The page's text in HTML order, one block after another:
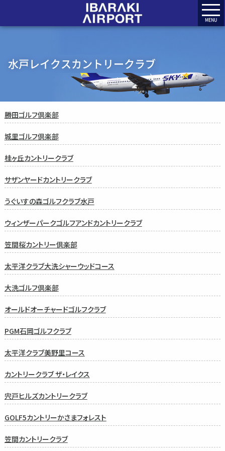
MENU
水戸レイクスカントリークラブ
勝田ゴルフ倶楽部
城里ゴルフ倶楽部
桂ヶ丘カントリークラブ
サザンヤードカントリークラブ
うぐいすの森ゴルフクラブ水戸
ウィンザーパークゴルフアンドカントリークラブ
笠間桜カントリー倶楽部
太平洋クラブ大洗シャーウッドコース
大洗ゴルフ倶楽部
オールドオーチャードゴルフクラブ
PGM石岡ゴルフクラブ
太平洋クラブ美野里コース
カントリークラブ ザ・レイクス
宍戸ヒルズカントリークラブ
GOLF5カントリーかさまフォレスト
笠間カントリークラブ